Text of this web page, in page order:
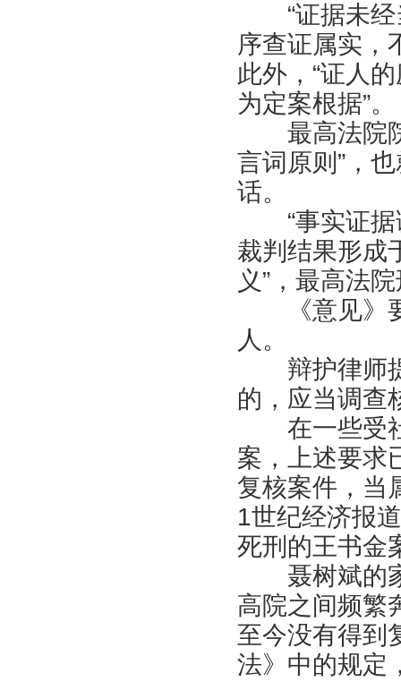
“证据未经
序查证属实，
此外，“证人
为定案根据”。
最高法院院
言词原则”，
话。
“事实证据
裁判结果形成
义”，最高法
《意见》要
人。
辩护律师提
的，应当调查
在一些受社
案，上述要求
复核案件，当
1世纪经济报
死刑的王书金
聂树斌的家
高院之间频繁
至今没有得到
法》中的规定